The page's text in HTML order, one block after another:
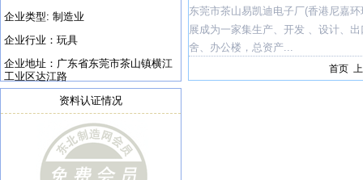
企业类型: 制造业
企业行业：玩具
企业地址：广东省东莞市茶山镇横江
工业区达江路
资料认证情况
东莞市茶山易凯迪电子厂(香港尼嘉
展成为一家集生产、开发 、设计、
舍、办公楼，总资产...
首页